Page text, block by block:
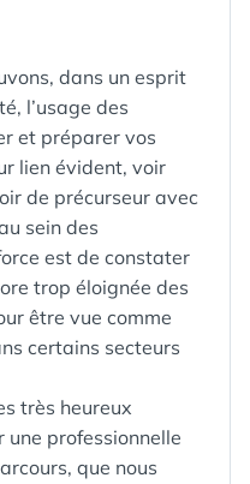
dans un esprit
l’usage des
et préparer vos
lien évident, voir
de précurseur avec
sein des
est de constater
trop éloignée des
être vue comme
certains secteurs
très heureux
une professionnelle
que nous